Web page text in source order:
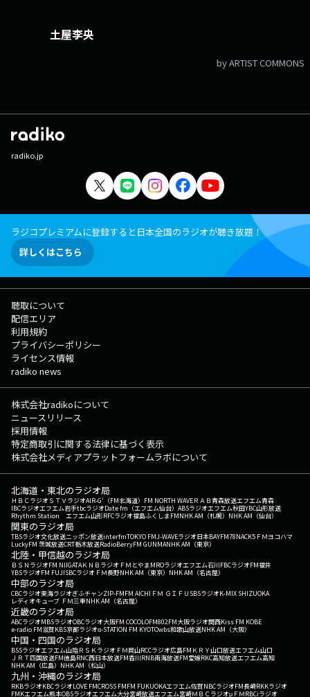
土屋李央
by ARTIST COMMONS
radiko.jp
ラジコプレミアムに登録すると日本全国のラジオが聴き放題！
詳しくはこちら
聴取について
配信エリア
利用規約
プライバシーポリシー
ライセンス情報
radiko news
株式会社radikoについて
ニュースリリース
採用情報
特定商取引に関する法律に基づく表示
株式会社メディアプラットフォームラボについて
北海道・東北のラジオ局
ＨＢＣラジオＳＴＶラジオAIR-G'（FM北海道） FM NORTH WAVEＲＡＢ青森放送エフエム青森
IBCラジオエフエム岩手tbcラジオDate fm（エフエム仙台） ABSラジオエフエム秋田YBC山形放送
Rhythm Station エフエム山形RFCラジオ福島ふくしまFMNHK AM（札幌） NHK AM（仙台）
関東のラジオ局
TBSラジオ文化放送ニッポン放送interfmTOKYO FMJ-WAVEラジオ日本BAYFM78NACK5 ＦＭヨコハマ
LuckyFM 茨城放送CRT栃木放送RadioBerryFM GUNMANHK AM（東京）
北陸・甲信越のラジオ局
ＢＳＮラジオFM NIIGATAＫＮＢラジオ ＦＭとやまMROラジオエフエム石川FBCラジオFM福井
YBSラジオFM FUJISBCラジオ ＦＭ長野NHK AM（東京） NHK AM（名古屋）
中部のラジオ局
CBCラジオ東海ラジオぎふチャンZIP-FMFM AICHI ＦＭ ＧＩＦＵ SBSラジオK-MIX SHIZUOKA
レディオキューブ ＦＭ三重NHK AM（名古屋）
近畿のラジオ局
ABCラジオMBSラジオOBCラジオ大阪FM COCOLOFM802FM大阪ラジオ関西Kiss FM KOBE
e-radio FM滋賀KBS京都ラジオα-STATION FM KYOTOwbs和歌山放送NHK AM（大阪）
中国・四国のラジオ局
BSSラジオエフエム山陰ＲＳＫラジオ ＦＭ岡山RCCラジオ広島FM ＫＲＹ山口放送エフエム山口
ＪＲＴ四国放送FM徳島RNC西日本放送FM香川RNB南海放送FM愛媛RKC高知放送エフエム高知
NHK AM（広島） NHK AM（松山）
九州・沖縄のラジオ局
RKBラジオKBCラジオLOVE FMCROSS FMFM FUKUOKAエフエム佐賀NBCラジオFM長崎RKKラジオ
FMKエフエム熊本OBSラジオエフエム大分宮崎放送エフエム宮崎ＭＢＣラジオμＦＭRBCiラジオ